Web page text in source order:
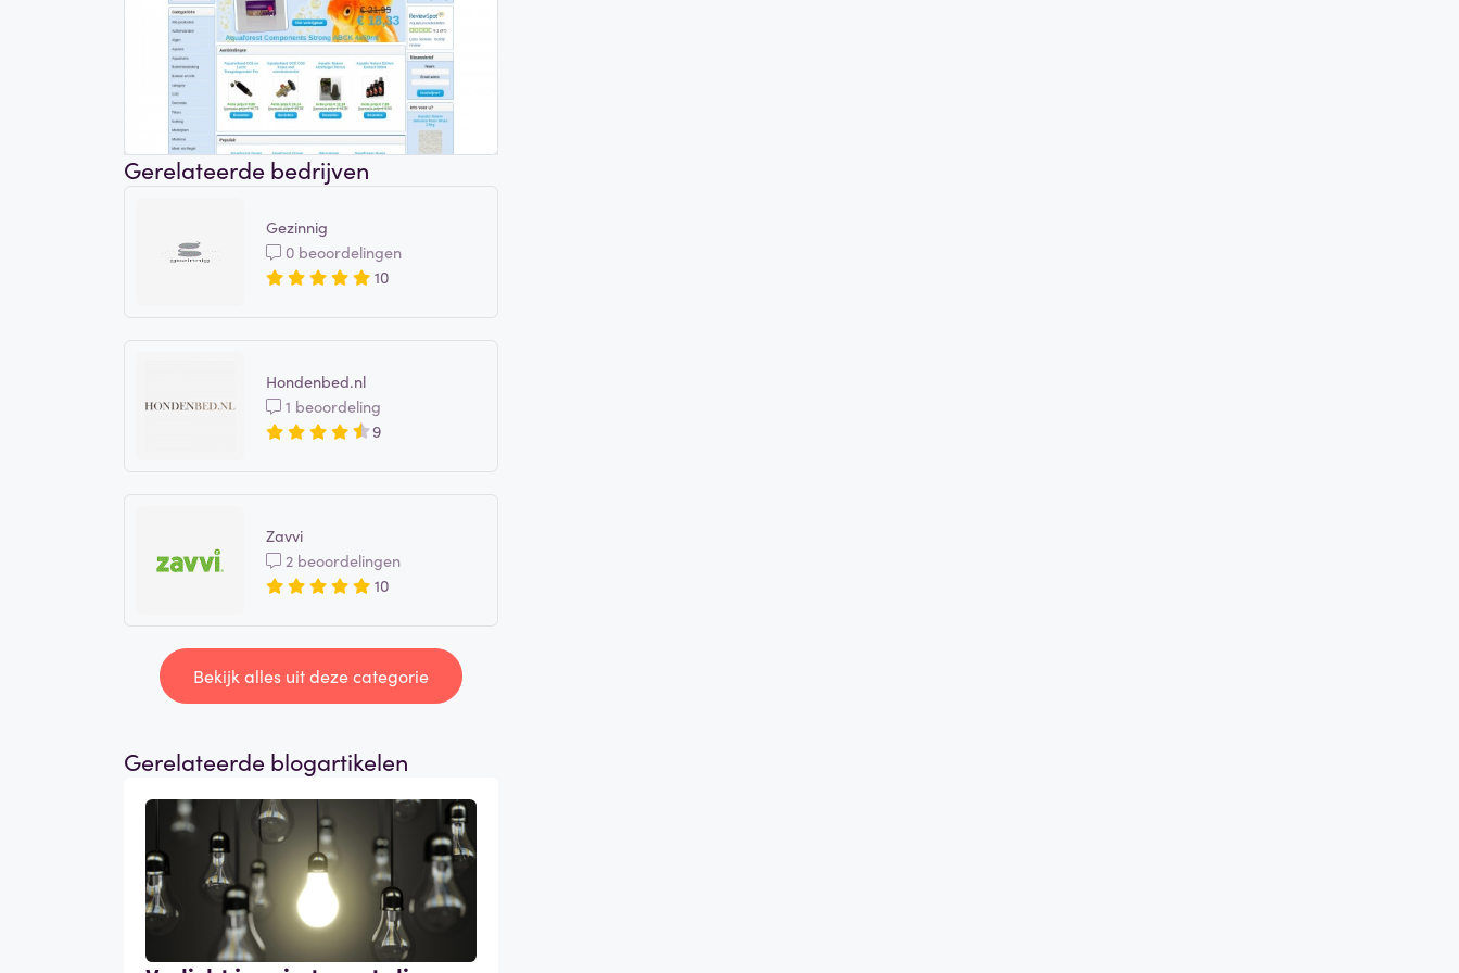
Gerelateerde bedrijven
Gezinnig
0 beoordelingen
10
Hondenbed.nl
1 beoordeling
9
Zavvi
2 beoordelingen
10
Bekijk alles uit deze categorie
Gerelateerde blogartikelen